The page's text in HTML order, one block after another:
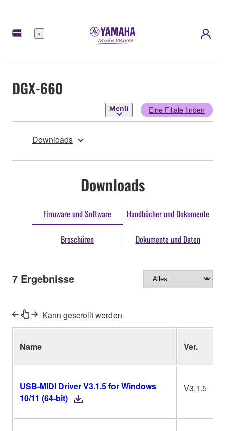
Menü
DGX-660
Menü Eine Filiale finden
Downloads
Downloads
Firmware und Software Handbücher und Dokumente
Broschüren Dokumente und Daten
7 Ergebnisse
Kann gescrollt werden
Name Ver.
USB-MIDI Driver V3.1.5 for Windows
10/11 (64-bit)
V3.1.5